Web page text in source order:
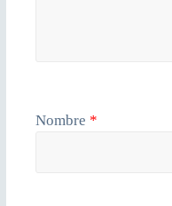
Nombre *